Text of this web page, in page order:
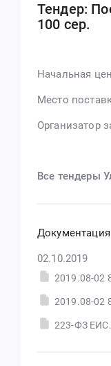
Тендер:
100 сер.
Начальная
Место
Организатор
Все тендеры
Документация
02.10.2019
2019.08-02
2019.08-02